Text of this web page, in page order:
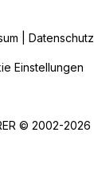
© 2002-2026
| Datenschutz
Einstellungen